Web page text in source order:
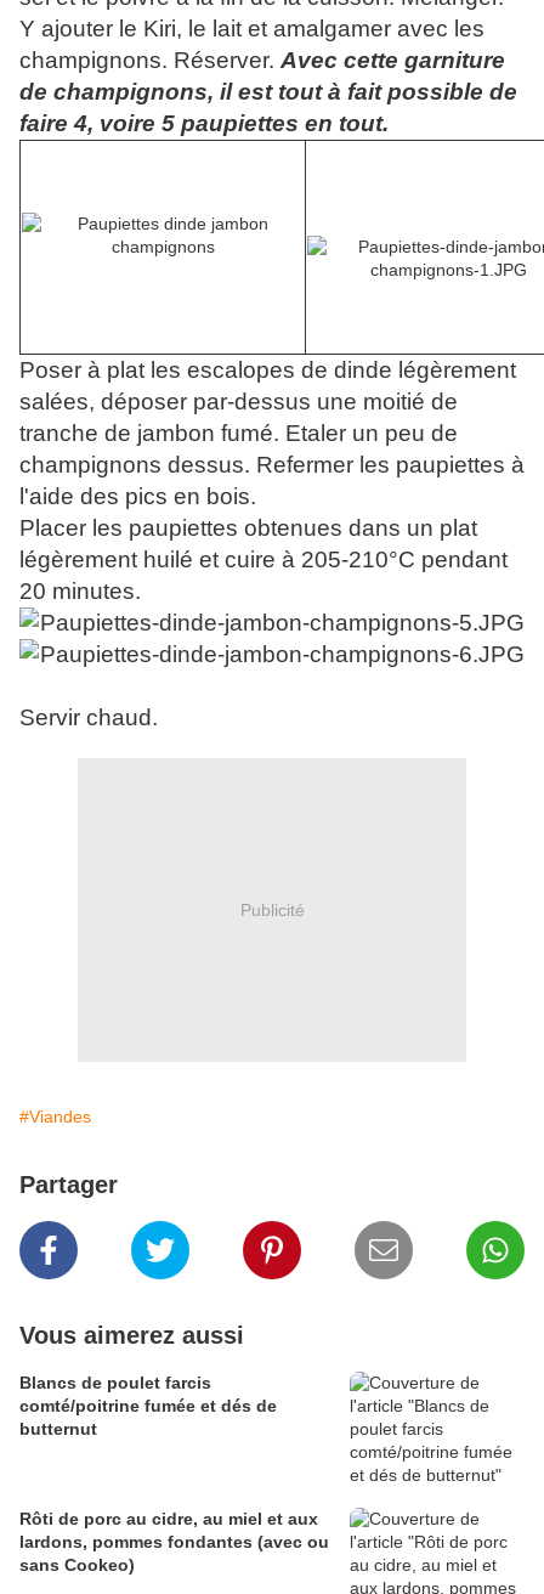
Y ajouter le Kiri, le lait et amalgamer avec les
champignons. Réserver. Avec cette garniture
de champignons, il est tout à fait possible de
faire 4, voire 5 paupiettes en tout.
Poser à plat les escalopes de dinde légèrement
salées, déposer par-dessus une moitié de
tranche de jambon fumé. Etaler un peu de
champignons dessus. Refermer les paupiettes à
l'aide des pics en bois.
Placer les paupiettes obtenues dans un plat
légèrement huilé et cuire à 205-210°C pendant
20 minutes.
Servir chaud.
Publicité
#Viandes
Partager
Vous aimerez aussi
Blancs de poulet farcis
comté/poitrine fumée et dés de
butternut
Rôti de porc au cidre, au miel et aux
lardons, pommes fondantes (avec ou
sans Cookeo)